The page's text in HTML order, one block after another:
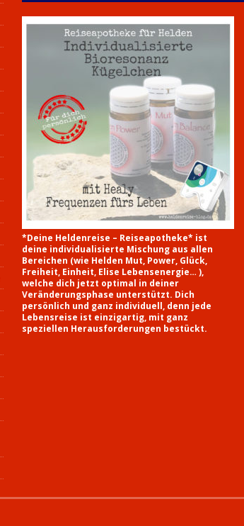
*Deine Heldenreise – Reiseapotheke* ist
deine individualisierte Mischung aus allen
Bereichen (wie Helden Mut, Power, Glück,
Freiheit, Einheit, Elise Lebensenergie… ),
welche dich jetzt optimal in deiner
Veränderungsphase unterstützt. Dich
persönlich und ganz individuell, denn jede
Lebensreise ist einzigartig, mit ganz
speziellen Herausforderungen bestückt.